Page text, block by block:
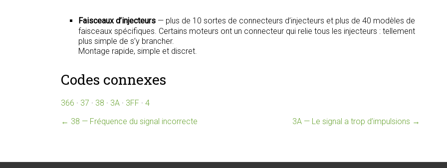
Faisceaux d’injecteurs — plus de 10 sortes de connecteurs d’injecteurs et plus de 40 modèles de
faisceaux spécifiques. Certains moteurs ont un connecteur qui relie tous les injecteurs : tellement
plus simple de s’y brancher.
Montage rapide, simple et discret.
Codes connexes
366 · 37 · 38 · 3A · 3FF · 4
← 38 — Fréquence du signal incorrecte 3A — Le signal a trop d’impulsions →